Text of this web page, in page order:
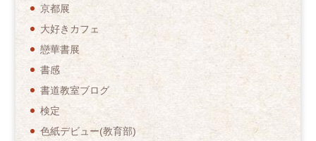
京都展
大好きカフェ
戀華書展
書感
書道教室ブログ
検定
色紙デビュー(教育部)